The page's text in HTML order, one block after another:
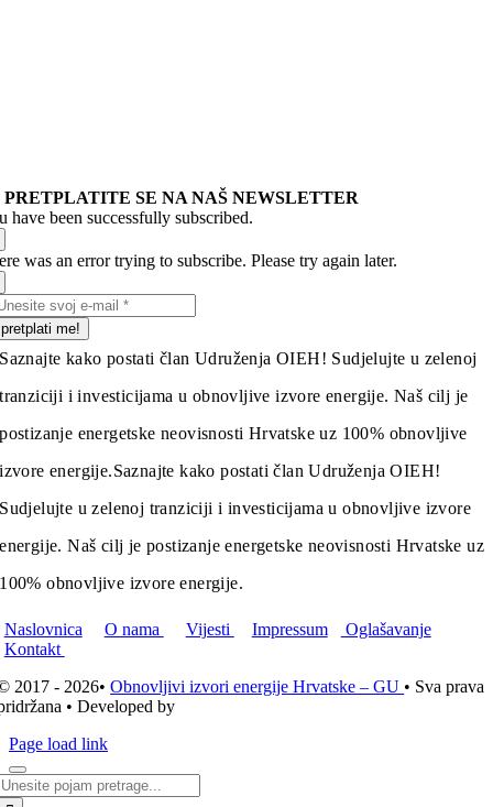
PRETPLATITE SE NA NAŠ NEWSLETTER
have been successfully subscribed.
was an error trying to subscribe. Please try again later.
pretplati me!
Saznajte kako postati član Udruženja OIEH! Sudjelujte u zelenoj
tranziciji i investicijama u obnovljive izvore energije. Naš cilj je
postizanje energetske neovisnosti Hrvatske uz 100% obnovljive
izvore energije.Saznajte kako postati član Udruženja OIEH!
Sudjelujte u zelenoj tranziciji i investicijama u obnovljive izvore
energije. Naš cilj je postizanje energetske neovisnosti Hrvatske uz
100% obnovljive izvore energije.
Naslovnica O nama Vijesti Impressum
Oglašavanje
Kontakt
2017 - 2026•Obnovljivi izvori energije Hrvatske – GU • Sva prava
• Developed by
Page load link